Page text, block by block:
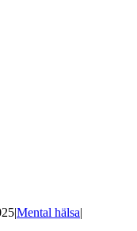
|Mental hälsa|